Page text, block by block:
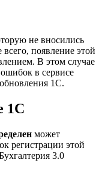
не вносились
появление этой
В этом случае
в сервисе
1С.
1С
может
регистрации этой
3.0